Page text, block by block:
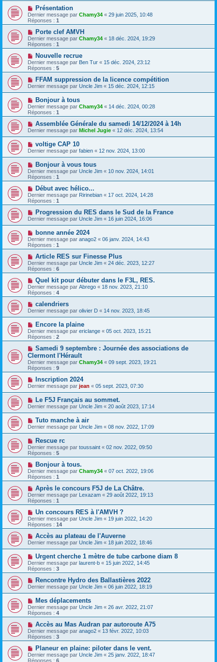
Présentation
Dernier message par Chamy34 « 29 juin 2025, 10:48
Réponses : 1
Porte clef AMVH
Dernier message par Chamy34 « 18 déc. 2024, 19:29
Réponses : 1
Nouvelle recrue
Dernier message par Ben Tur « 15 déc. 2024, 23:12
Réponses : 5
FFAM suppression de la licence compétition
Dernier message par Uncle Jim « 15 déc. 2024, 12:15
Bonjour à tous
Dernier message par Chamy34 « 14 déc. 2024, 00:28
Réponses : 1
Assemblée Générale du samedi 14/12/2024 à 14h
Dernier message par Michel Jugie « 12 déc. 2024, 13:54
voltige CAP 10
Dernier message par fabien « 12 nov. 2024, 13:00
Bonjour à vous tous
Dernier message par Uncle Jim « 10 nov. 2024, 14:01
Réponses : 1
Début avec hélico...
Dernier message par Ririnebian « 17 oct. 2024, 14:28
Réponses : 1
Progression du RES dans le Sud de la France
Dernier message par Uncle Jim « 16 juin 2024, 16:06
bonne année 2024
Dernier message par anago2 « 06 janv. 2024, 14:43
Réponses : 1
Article RES sur Finesse Plus
Dernier message par Uncle Jim « 24 déc. 2023, 12:27
Réponses : 6
Quel kit pour débuter dans le F3L, RES.
Dernier message par Abrego « 18 nov. 2023, 21:10
Réponses : 4
calendriers
Dernier message par olivier D « 14 nov. 2023, 18:45
Encore la plaine
Dernier message par ericlange « 05 oct. 2023, 15:21
Réponses : 2
Samedi 9 septembre : Journée des associations de
Clermont l'Hérault
Dernier message par Chamy34 « 09 sept. 2023, 19:21
Réponses : 9
Inscription 2024
Dernier message par jean « 05 sept. 2023, 07:30
Le F5J Français au sommet.
Dernier message par Uncle Jim « 20 août 2023, 17:14
Tuto manche à air
Dernier message par Uncle Jim « 08 nov. 2022, 17:09
Rescue rc
Dernier message par toussaint « 02 nov. 2022, 09:50
Réponses : 5
Bonjour à tous.
Dernier message par Chamy34 « 07 oct. 2022, 19:06
Réponses : 1
Après le concours F5J de La Châtre.
Dernier message par Lexazam « 29 août 2022, 19:13
Réponses : 1
Un concours RES à l'AMVH ?
Dernier message par Uncle Jim « 19 juin 2022, 14:20
Réponses : 14
Accès au plateau de l'Auverne
Dernier message par Uncle Jim « 18 juin 2022, 18:46
Urgent cherche 1 mètre de tube carbone diam 8
Dernier message par laurent-b « 15 juin 2022, 14:45
Réponses : 3
Rencontre Hydro des Ballastières 2022
Dernier message par Uncle Jim « 06 juin 2022, 18:19
Mes déplacements
Dernier message par Uncle Jim « 26 avr. 2022, 21:07
Réponses : 4
Accès au Mas Audran par autoroute A75
Dernier message par anago2 « 13 févr. 2022, 10:03
Réponses : 3
Planeur en plaine: piloter dans le vent.
Dernier message par Uncle Jim « 25 janv. 2022, 18:47
Réponses : 6